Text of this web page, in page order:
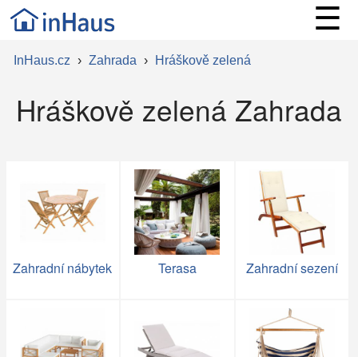
☰
InHaus.cz › Zahrada › Hráškově zelená
Hráškově zelená Zahrada
Zahradní nábytek Terasa Zahradní sezení